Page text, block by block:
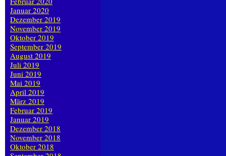
Januar 2020
Dezember 2019
November 2019
Oktober 2019
September 2019
August 2019
Juli 2019
Juni 2019
Mai 2019
April 2019
März 2019
Februar 2019
Januar 2019
Dezember 2018
November 2018
Oktober 2018